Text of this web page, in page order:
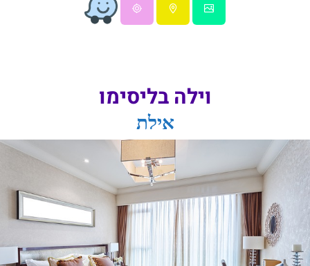
וילה בליסימו
אילת